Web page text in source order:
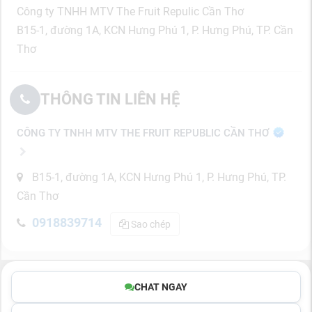
Công ty TNHH MTV The Fruit Repulic Cần Thơ
B15-1, đường 1A, KCN Hưng Phú 1, P. Hưng Phú, TP. Cần
Thơ
THÔNG TIN LIÊN HỆ
CÔNG TY TNHH MTV THE FRUIT REPUBLIC CẦN THƠ
B15-1, đường 1A, KCN Hưng Phú 1, P. Hưng Phú, TP.
Cần Thơ
0918839714 Sao chép
CHAT NGAY